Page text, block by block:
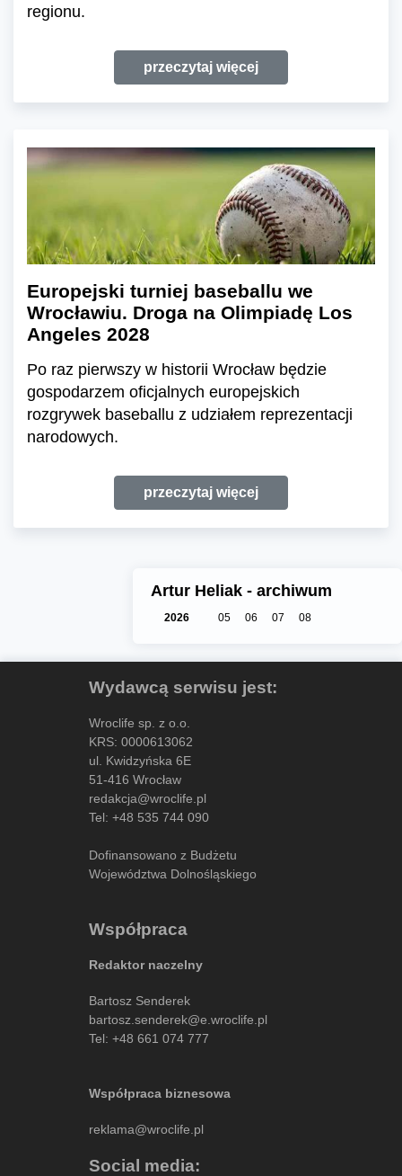
regionu.
przeczytaj więcej
Europejski turniej baseballu we
Wrocławiu. Droga na Olimpiadę Los
Angeles 2028
Po raz pierwszy w historii Wrocław będzie
gospodarzem oficjalnych europejskich
rozgrywek baseballu z udziałem reprezentacji
narodowych.
przeczytaj więcej
Artur Heliak - archiwum
2026 05 06 07 08
Wydawcą serwisu jest:
Wroclife sp. z o.o.
KRS: 0000613062
ul. Kwidzyńska 6E
51-416 Wrocław
redakcja@wroclife.pl
Tel: +48 535 744 090
Dofinansowano z Budżetu
Województwa Dolnośląskiego
Współpraca
Redaktor naczelny
Bartosz Senderek
bartosz.senderek@e.wroclife.pl
Tel: +48 661 074 777
Współpraca biznesowa
reklama@wroclife.pl
Social media: